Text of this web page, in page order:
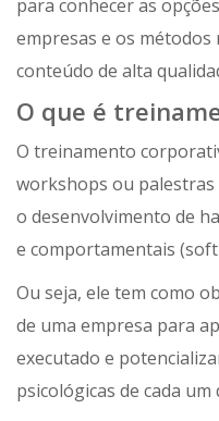
para conhecer as
empresas e os
conteúdo de alta
O que é
O treinamento
workshops ou
o desenvolvimento de
e comportamentais
Ou seja, ele tem como
de uma empresa para
executado e
psicológicas de cada um